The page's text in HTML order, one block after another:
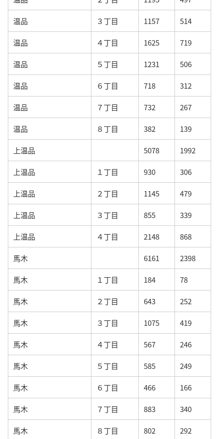
温品 ３丁目 1157 514
温品 ４丁目 1625 719
温品 ５丁目 1231 506
温品 ６丁目 718 312
温品 ７丁目 732 267
温品 ８丁目 382 139
上温品 5078 1992
上温品 １丁目 930 306
上温品 ２丁目 1145 479
上温品 ３丁目 855 339
上温品 ４丁目 2148 868
馬木 6161 2398
馬木 １丁目 184 78
馬木 ２丁目 643 252
馬木 ３丁目 1075 419
馬木 ４丁目 567 246
馬木 ５丁目 585 249
馬木 ６丁目 466 166
馬木 ７丁目 883 340
馬木 ８丁目 802 292